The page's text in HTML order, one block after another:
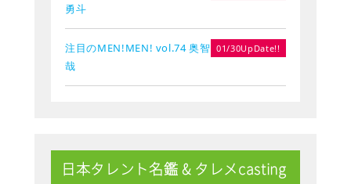
勇斗
注目のMEN!MEN! vol.74 奥智
哉
01/30UpDate!!
日本タレント名鑑 & タレメcasting